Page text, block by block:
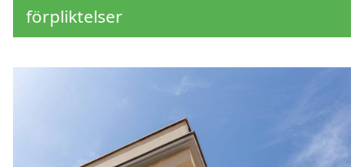
förpliktelser